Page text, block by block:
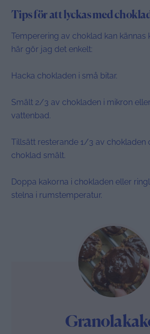
Tips för att lyckas med
Temperering av choklad kan kännas
här gör jag det enkelt:
Hacka chokladen i små bitar.
Smält 2/3 av chokladen i mikron
vattenbad.
Tillsätt resterande 1/3 av chokladen
choklad smält.
Doppa kakorna i chokladen eller
stelna i rumstemperatur.